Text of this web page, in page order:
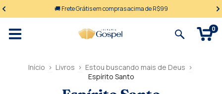
🚚 Frete Grátis em compras acima de R$99
0
Início > Livros > Estou buscando mais de Deus >
Espírito Santo